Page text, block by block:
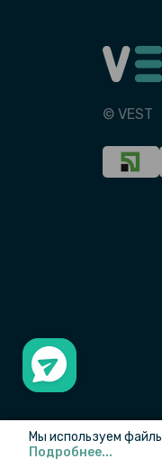
© VEST
Мы используем
Подробнее...